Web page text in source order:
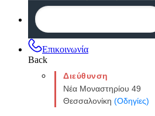
Επικοινωνία
Back
Διεύθυνση
Νέα Μοναστηρίου 49
Θεσσαλονίκη (Οδηγίες)